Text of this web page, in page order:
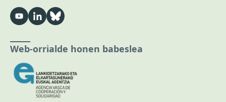
Web-orrialde honen babeslea